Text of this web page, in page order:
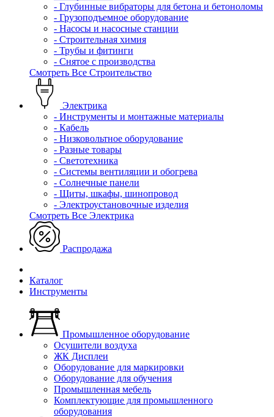
- Глубинные вибраторы для бетона и бетоноломы
- Грузоподъемное оборудование
- Насосы и насосные станции
- Строительная химия
- Трубы и фитинги
- Снятое с производства
Смотреть Все Строительство
Электрика
- Инструменты и монтажные материалы
- Кабель
- Низковольтное оборудование
- Разные товары
- Светотехника
- Системы вентиляции и обогрева
- Солнечные панели
- Щиты, шкафы, шинопровод
- Электроустановочные изделия
Смотреть Все Электрика
Распродажа
Каталог
Инструменты
Промышленное оборудование
Осушители воздуха
ЖК Дисплеи
Оборудование для маркировки
Оборудование для обучения
Промышленная мебель
Комплектующие для промышленного
оборудования